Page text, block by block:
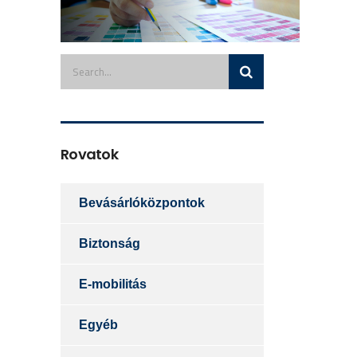
Rovatok
Bevásárlóközpontok
Biztonság
E-mobilitás
Egyéb